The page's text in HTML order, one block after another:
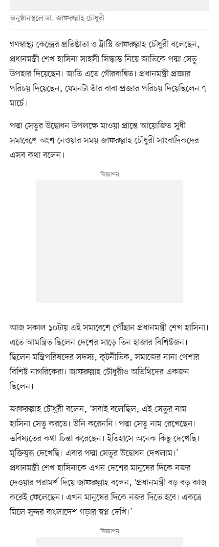
অনুষ্ঠানস্থলে ডা. জাফরুল্লাহ চৌধুরী
গণস্বাস্থ্য কেন্দ্রের প্রতিষ্ঠাতা ও ট্রাস্টি জাফরুল্লাহ চৌধুরী বলেছেন,
প্রধানমন্ত্রী শেখ হাসিনা সাহসী সিদ্ধান্ত নিয়ে জাতিকে পদ্মা সেতু
উপহার দিয়েছেন। জাতি এতে গৌরবান্বিত। প্রধানমন্ত্রী প্রজ্ঞার
পরিচয় দিয়েছেন, যেমনটা তাঁর বাবা প্রজ্ঞার পরিচয় দিয়েছিলেন ৭
মার্চে।
পদ্মা সেতুর উদ্বোধন উপলক্ষে মাওয়া প্রান্তে আয়োজিত সুধী
সমাবেশে অংশ নেওয়ার সময় জাফরুল্লাহ চৌধুরী সাংবাদিকদের
এসব কথা বলেন।
আজ সকাল ১০টায় এই সমাবেশে পৌঁছান প্রধানমন্ত্রী শেখ হাসিনা।
এতে আমন্ত্রিত ছিলেন দেশের সাড়ে তিন হাজার বিশিষ্টজন।
ছিলেন মন্ত্রিপরিষদের সদস্য, কূটনীতিক, সমাজের নানা পেশার
বিশিষ্ট নাগরিকেরা। জাফরুল্লাহ চৌধুরীও অতিথিদের একজন
ছিলেন।
জাফরুল্লাহ চৌধুরী বলেন, ‘সবাই বলেছিল, এই সেতুর নাম
হাসিনা সেতু করতে। উনি করেননি। পদ্মা সেতু নাম রেখেছেন।
ভবিষ্যতের কথা চিন্তা করেছেন। ইতিহাসে অনেক কিছু দেখেছি।
মুক্তিযুদ্ধ দেখেছি। এবার পদ্মা সেতুর উদ্বোধন দেখলাম।’
প্রধানমন্ত্রী শেখ হাসিনাকে এখন দেশের মানুষের দিকে নজর
দেওয়ার পরামর্শ দিয়ে জাফরুল্লাহ বলেন, ‘প্রধানমন্ত্রী বড় বড় কাজ
করেই ফেলেছেন। এখন মানুষের দিকে নজর দিতে হবে। একত্রে
মিলে সুন্দর বাংলাদেশ গড়ার স্বপ্ন দেখি।’